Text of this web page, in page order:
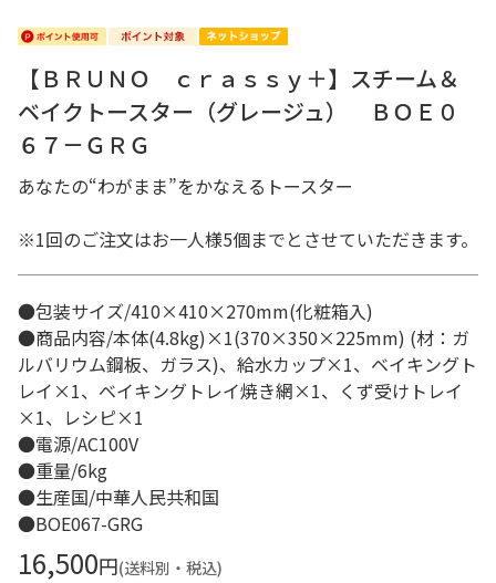
【ＢＲＵＮＯ ｃｒａｓｓｙ＋】スチーム＆
ベイクトースター（グレージュ） ＢＯＥ０
６７－ＧＲＧ
あなたの“わがまま”をかなえるトースター
※1回のご注文はお一人様5個までとさせていただきます。
●包装サイズ/410×410×270mm(化粧箱入)
●商品内容/本体(4.8kg)×1(370×350×225mm) (材：ガ
ルバリウム鋼板、ガラス)、給水カップ×1、ベイキングト
レイ×1、ベイキングトレイ焼き網×1、くず受けトレイ
×1、レシピ×1
●電源/AC100V
●重量/6kg
●生産国/中華人民共和国
●BOE067-GRG
16,500円(送料別・税込)